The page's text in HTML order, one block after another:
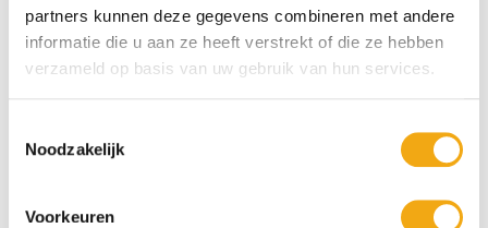
partners kunnen deze gegevens combineren met andere
informatie die u aan ze heeft verstrekt of die ze hebben
verzameld op basis van uw gebruik van hun services.
Noodzakelijk
Voorkeuren
+10 Jaar dé drankengroothandel
Al sinds 2012 dé (online) drankengroothandel in de Benelux